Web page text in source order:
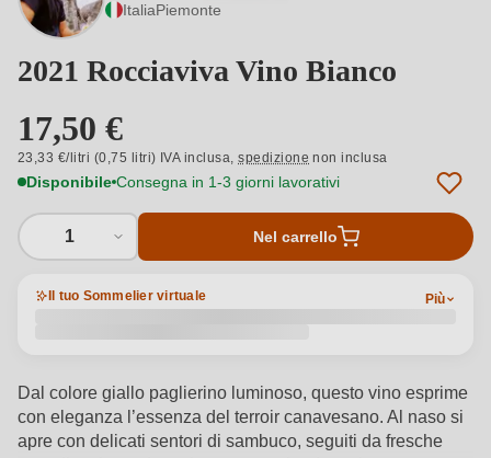
ItaliaPiemonte
2021 Rocciaviva Vino Bianco
17,50 €
23,33 €/litri (0,75 litri) IVA inclusa,spedizione non inclusa
Disponibile Consegna in 1-3 giorni lavorativi
1 Nel carrello
Il tuo Sommelier virtuale Più
Dal colore giallo paglierino luminoso, questo vino esprime
con eleganza l’essenza del terroir canavesano. Al naso si
apre con delicati sentori di sambuco, seguiti da fresche